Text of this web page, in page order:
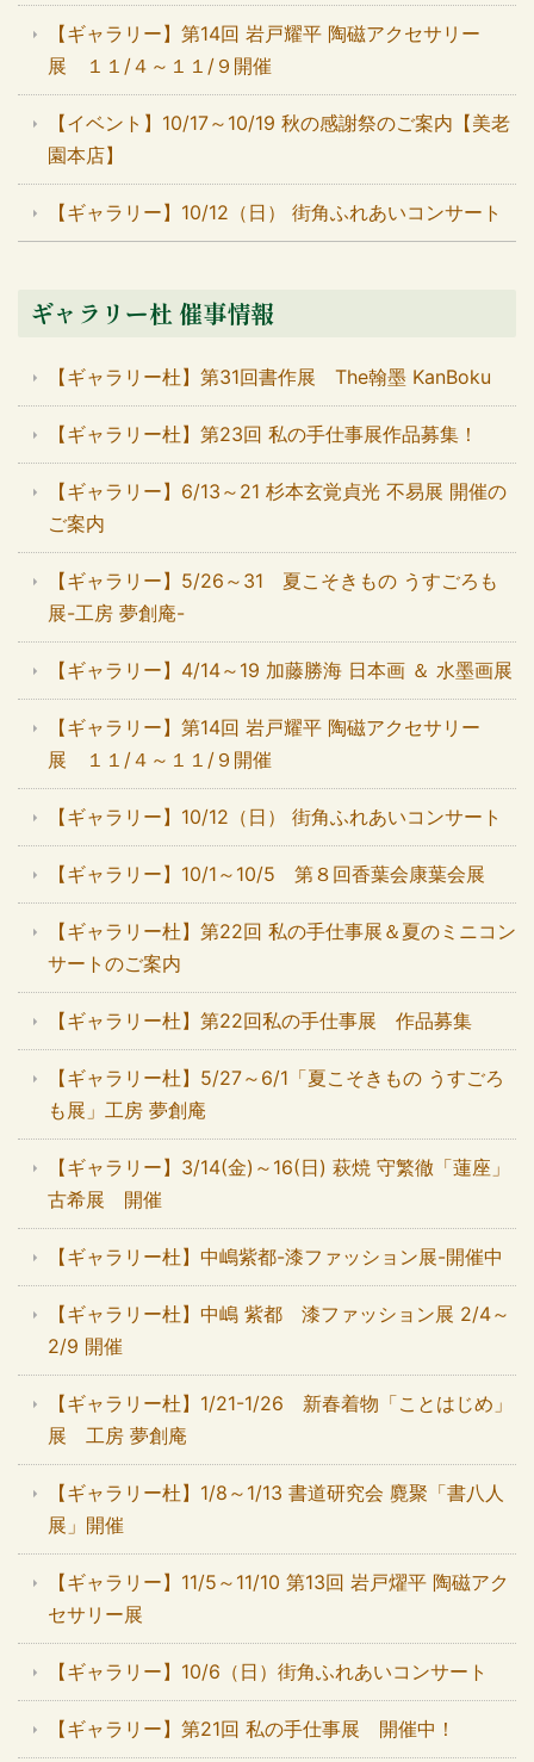
【ギャラリー】第14回 岩戸耀平 陶磁アクセサリー
展 １１/４～１１/９開催
【イベント】10/17～10/19 秋の感謝祭のご案内【美老
園本店】
【ギャラリー】10/12（日） 街角ふれあいコンサート
ギャラリー杜 催事情報
【ギャラリー杜】第31回書作展 The翰墨 KanBoku
【ギャラリー杜】第23回 私の手仕事展作品募集！
【ギャラリー】6/13～21 杉本玄覚貞光 不易展 開催の
ご案内
【ギャラリー】5/26～31 夏こそきもの うすごろも
展-工房 夢創庵-
【ギャラリー】4/14～19 加藤勝海 日本画 ＆ 水墨画展
【ギャラリー】第14回 岩戸耀平 陶磁アクセサリー
展 １１/４～１１/９開催
【ギャラリー】10/12（日） 街角ふれあいコンサート
【ギャラリー】10/1～10/5 第８回香葉会康葉会展
【ギャラリー杜】第22回 私の手仕事展＆夏のミニコン
サートのご案内
【ギャラリー杜】第22回私の手仕事展 作品募集
【ギャラリー杜】5/27～6/1「夏こそきもの うすごろ
も展」工房 夢創庵
【ギャラリー】3/14(金)～16(日) 萩焼 守繁徹「蓮座」
古希展 開催
【ギャラリー杜】中嶋紫都-漆ファッション展-開催中
【ギャラリー杜】中嶋 紫都 漆ファッション展 2/4～
2/9 開催
【ギャラリー杜】1/21-1/26 新春着物「ことはじめ」
展 工房 夢創庵
【ギャラリー杜】1/8～1/13 書道研究会 麑聚「書八人
展」開催
【ギャラリー】11/5～11/10 第13回 岩戸燿平 陶磁アク
セサリー展
【ギャラリー】10/6（日）街角ふれあいコンサート
【ギャラリー】第21回 私の手仕事展 開催中！